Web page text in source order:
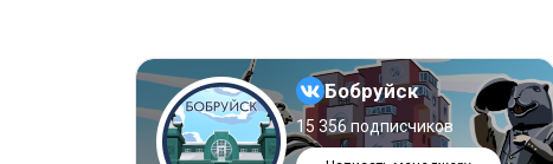
Бобруйск
15 356 подписчиков